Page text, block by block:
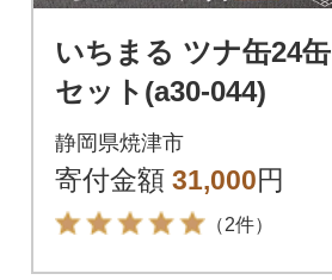
いちまる ツナ缶24缶
セット(a30-044)
静岡県焼津市
寄付金額 31,000円
（2件）